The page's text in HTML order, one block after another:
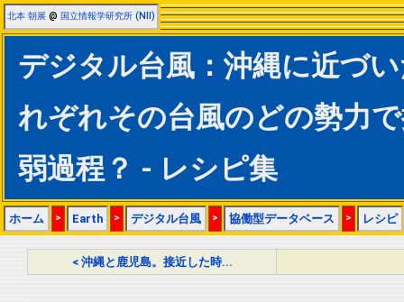
北本 朝展 @ 国立情報学研究所 (NII)
デジタル台風：沖縄に近づ
れぞれその台風のどの勢力
弱過程？ - レシピ集
ホーム > Earth > デジタル台風 > 協働型データベース > レシピ
< 沖縄と鹿児島。接近した時...